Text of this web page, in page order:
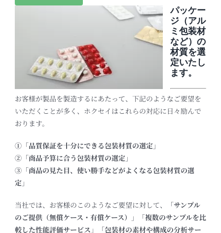
パッケー
ジ（アル
ミ包装材
など）の
材質を選
定いたし
ます。
お客様が製品を製造するにあたって、下記のようなご要望を
いただくことが多く、ホクセイはこれらの対応に日々励んで
おります。
①「品質保証を十分にできる包装材質の選定」
②「商品予算に合う包装材質の選定」
③「商品の見た目、使い勝手などがよくなる包装材質の選
定」
当社では、お客様のこのようなご要望に対して、
「サンプル
のご提供（無償ケース・有償ケース）」「複数のサンプルを比
較した性能評価サービス」「包装材の素材や構成の分析サー